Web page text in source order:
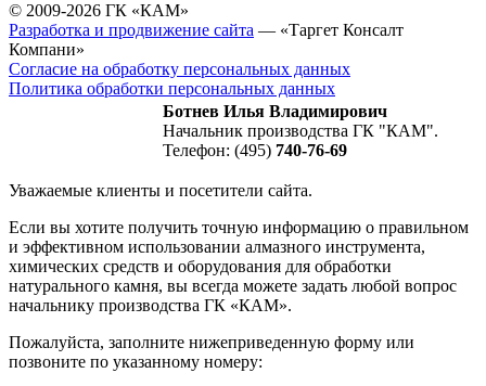
© 2009-2026 ГК «КАМ»
Разработка и продвижение сайта — «Таргет Консалт
Компани»
Согласие на обработку персональных данных
Политика обработки персональных данных
Ботнев Илья Владимирович
Начальник производства ГК "КАМ".
Телефон: (495) 740-76-69
Уважаемые клиенты и посетители сайта.
Если вы хотите получить точную информацию о правильном
и эффективном использовании алмазного инструмента,
химических средств и оборудования для обработки
натурального камня, вы всегда можете задать любой вопрос
начальнику производства ГК «КАМ».
Пожалуйста, заполните нижеприведенную форму или
позвоните по указанному номеру: